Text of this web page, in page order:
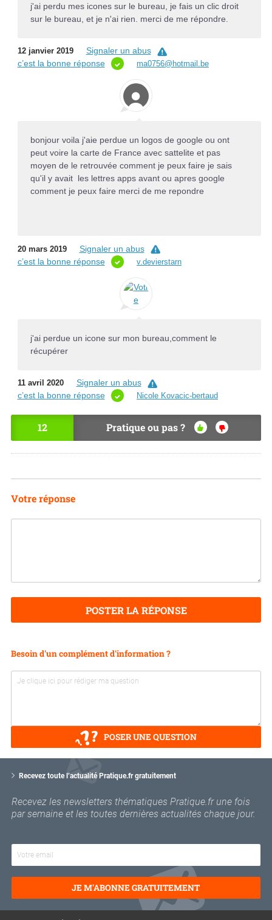
j'ai perdu mes icones sur le bureau, je fais un clic droit
sur le bureau, et je n'ai rien. merci de me répondre.
12 janvier 2019
Signaler un abus
c’est la bonne réponse
ma0756@hotmail.be
bonjour voila j'aie perdue un logos de google ou ont
peut voire la carte de France avec sattelite et pas
moyen de le retrouvée comment je peux faire je sais
qu'il y avait les lettres apps avant ou apres google
comment je peux faire merci de me repondre
20 mars 2019
Signaler un abus
c’est la bonne réponse
v.devierstarn
j'ai perdue un icone sur mon bureau,comment le
récupérer
11 avril 2020
Signaler un abus
c’est la bonne réponse
Nicole Kovacic-bertaud
12 Pratique ou pas ?
OU
I
NO
Votre réponse
POSTER LA RÉPONSE
Besoin d'un complément d'information ?
POSER UNE QUESTION
Recevez toute l’actualité Pratique.fr gratuitement
Recevez les newsletters thématiques Pratique.fr une fois
par semaine et les toutes dernières actualités chaque jour.
o
r
e
e
JE M'ABONNE GRATUITEMENT